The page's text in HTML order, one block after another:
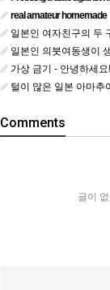
real amateur homemade
일본인 여자친구의 두 구
일본인 의붓여동생이 생애 첫
가상 금기 - 안녕하세요! 도
털이 많은 일본 아마추어 여성이 당신 귀에 대고 신음하며 자위합
Comments
글이